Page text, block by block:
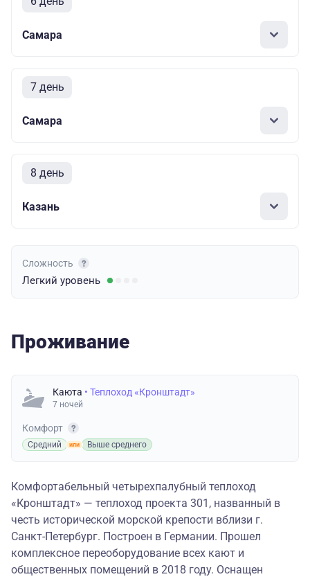
Самара
7 день
Самара
8 день
Казань
Сложность
Легкий уровень
Проживание
Каюта • Теплоход «Кронштадт»
7 ночей
Комфорт
Средний Выше среднего
Комфортабельный четырехпалубный теплоход
«Кронштадт» — теплоход проекта 301, названный в
честь исторической морской крепости вблизи г.
Санкт-Петербург. Построен в Германии. Прошел
комплексное переоборудование всех кают и
общественных помещений в 2018 году. Оснащен